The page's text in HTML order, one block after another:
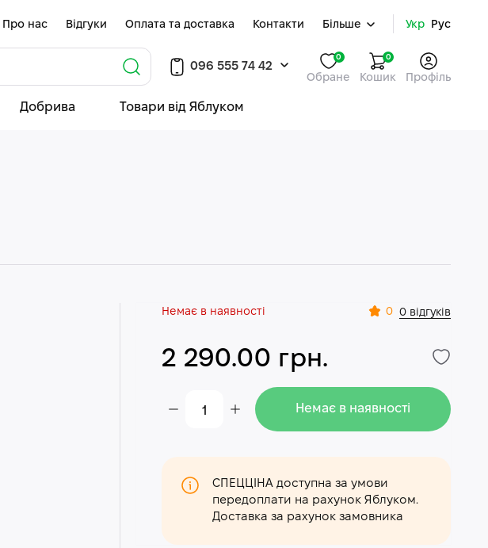
Про нас Відгуки Оплата та доставка Контакти Більше Укр Рус
096 555 74 42
Обране
0 0
Кошик Профіль
Добрива Товари від Яблуком
Немає в наявності 0 0 відгуків
2 290.00 грн.
Немає в наявності
СПЕЦЦІНА доступна за умови
передоплати на рахунок Яблуком.
Доставка за рахунок замовника